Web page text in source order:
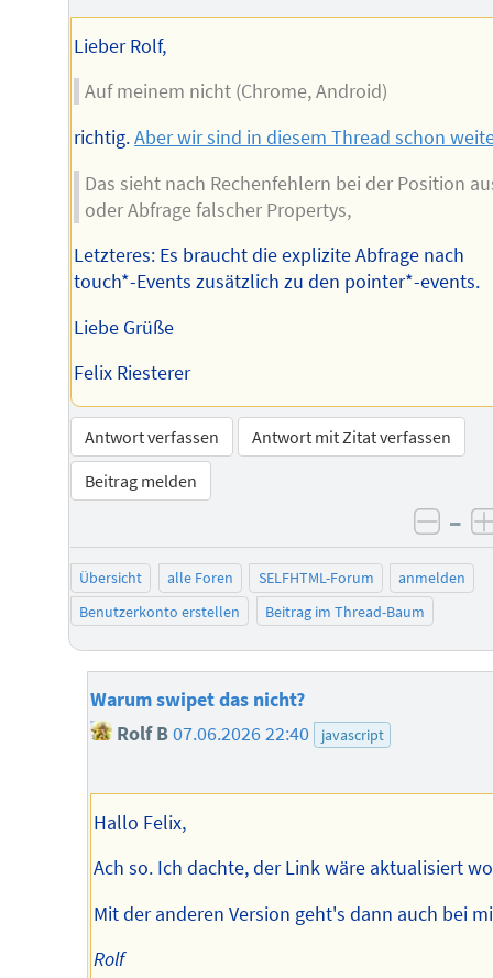
Autors
Lieber Rolf,
Auf meinem nicht (Chrome, Android)
richtig.Aber wir sind in diesem Thread schon
Das sieht nach Rechenfehlern bei der Position
oder Abfrage falscher Propertys,
Letzteres: Es braucht die explizite Abfrage nach
touch*-Events zusätzlich zu den pointer*-events.
Liebe Grüße
Felix Riesterer
Antwort verfassen
Antwort mit Zitat verfassen
Beitrag melden
–
Übersicht alle Foren SELFHTML-Forum
anmelden
Benutzerkonto erstellen
Beitrag im Thread-Baum
Warum swipet das nicht?
Rolf B07.06.2026 22:40 javascript
Hallo Felix,
Ach so. Ich dachte, der Link wäre aktualisiert
Mit der anderen Version geht's dann auch bei
Rolf